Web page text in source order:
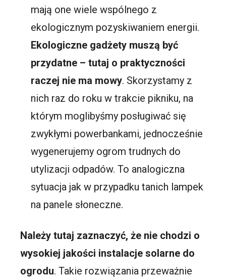
mają one wiele wspólnego z
ekologicznym pozyskiwaniem energii.
Ekologiczne gadżety muszą być
przydatne – tutaj o praktyczności
raczej nie ma mowy. Skorzystamy z
nich raz do roku w trakcie pikniku, na
którym moglibyśmy posługiwać się
zwykłymi powerbankami, jednocześnie
wygenerujemy ogrom trudnych do
utylizacji odpadów. To analogiczna
sytuacja jak w przypadku tanich lampek
na panele słoneczne.
Należy tutaj zaznaczyć, że nie chodzi o
wysokiej jakości instalacje solarne do
ogrodu. Takie rozwiązania przeważnie